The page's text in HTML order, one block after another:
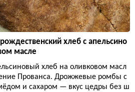
хлеб с апельсино
масле
хлеб на оливковом масл
Прованса. Дрожжевые ромбы с
и сахаром — вкус цедры без ш